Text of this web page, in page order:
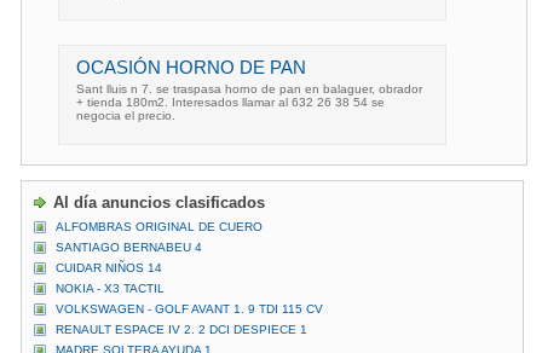
OCASIÓN HORNO DE PAN
Sant lluis n 7. se traspasa horno de pan en balaguer, obrador
+ tienda 180m2. Interesados llamar al ‪632 26 38 54‬ se
negocia el precio.
Al día anuncios clasificados
ALFOMBRAS ORIGINAL DE CUERO
SANTIAGO BERNABEU 4
CUIDAR NIÑOS 14
NOKIA - X3 TACTIL
VOLKSWAGEN - GOLF AVANT 1. 9 TDI 115 CV
RENAULT ESPACE IV 2. 2 DCI DESPIECE 1